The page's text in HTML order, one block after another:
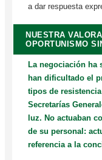
a dar respuesta
NUESTRA
OPORTUNISMO
La negociación ha
han dificultado el
tipos de
Secretarías
luz. No actuaban
de su personal:
referencia a la